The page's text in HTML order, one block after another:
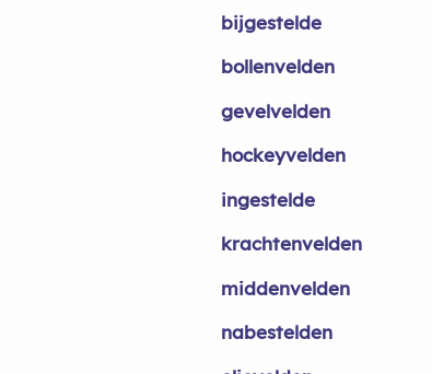
bijgestelde
bollenvelden
gevelvelden
hockeyvelden
ingestelde
krachtenvelden
middenvelden
nabestelden